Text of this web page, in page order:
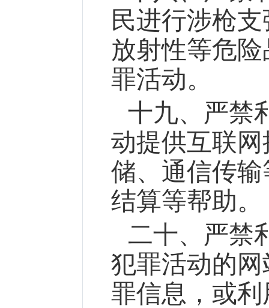
民进行涉枪
放射性等危
罪活动。
十九、严禁
动提供互联
储、通信传
结算等帮助。
二十、严禁
犯罪活动的
罪信息，或